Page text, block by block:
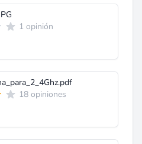
1 opinión
18 opiniones